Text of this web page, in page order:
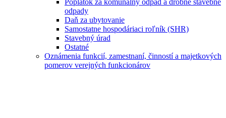
Poplatok za komunálny odpad a drobné stavebné
odpady
Daň za ubytovanie
Samostatne hospodáriaci roľník (SHR)
Stavebný úrad
Ostatné
Oznámenia funkcií, zamestnaní, činností a majetkových
pomerov verejných funkcionárov